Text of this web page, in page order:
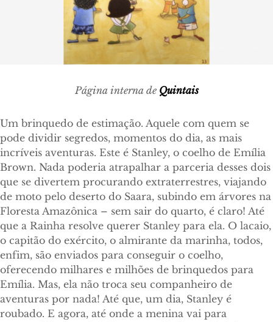
Página interna de Quintais
Um brinquedo de estimação. Aquele com quem se
pode dividir segredos, momentos do dia, as mais
incríveis aventuras. Este é Stanley, o coelho de Emília
Brown. Nada poderia atrapalhar a parceria desses dois
que se divertem procurando extraterrestres, viajando
de moto pelo deserto do Saara, subindo em árvores na
Floresta Amazônica – sem sair do quarto, é claro! Até
que a Rainha resolve querer Stanley para ela. O lacaio,
o capitão do exército, o almirante da marinha, todos,
enfim, são enviados para conseguir o coelho,
oferecendo milhares e milhões de brinquedos para
Emília. Mas, ela não troca seu companheiro de
aventuras por nada! Até que, um dia, Stanley é
roubado. E agora, até onde a menina vai para